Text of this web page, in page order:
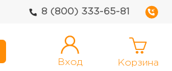
8 (800) 333-65-81
Вход Корзина